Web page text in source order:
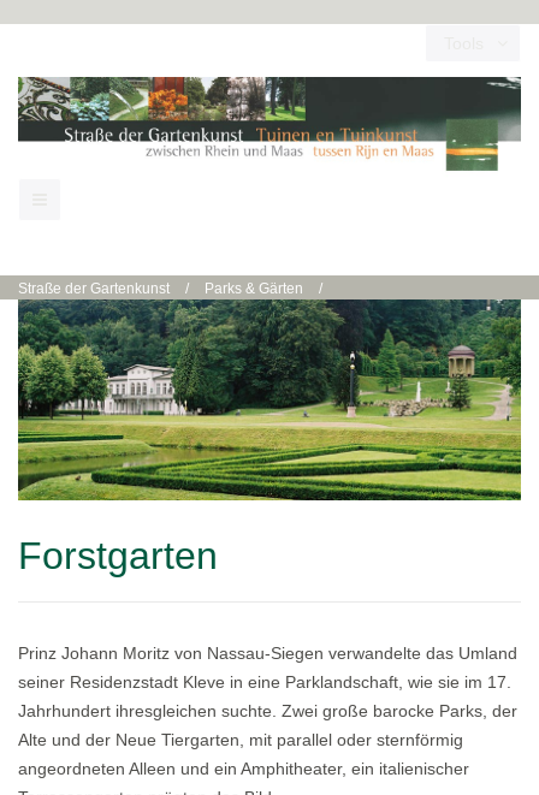
Straße der Gartenkunst / Parks & Gärten
/
Kleve | Amphitheater und Forstgarten
Forstgarten
Prinz Johann Moritz von Nassau-Siegen verwandelte das Umland
seiner Residenzstadt Kleve in eine Parklandschaft, wie sie im 17.
Jahrhundert ihresgleichen suchte. Zwei große barocke Parks, der
Alte und der Neue Tiergarten, mit parallel oder sternförmig
angeordneten Alleen und ein Amphitheater, ein italienischer